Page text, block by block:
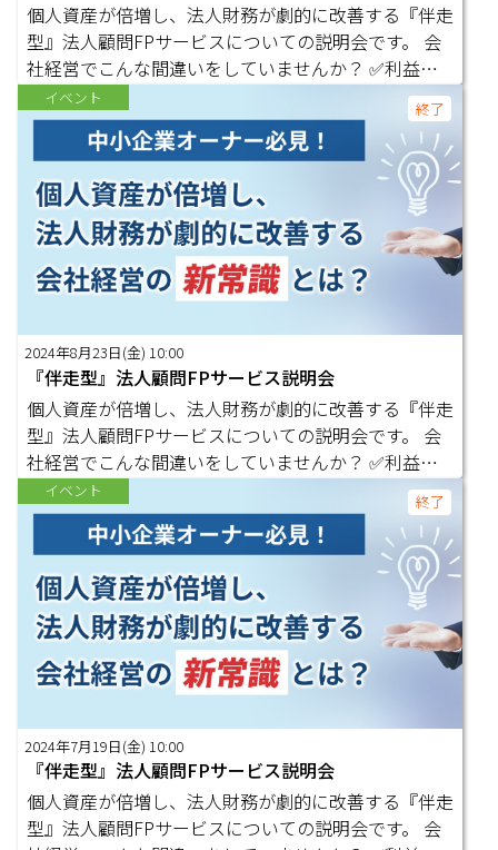
個人資産が倍増し、法人財務が劇的に改善する『伴走
型』法人顧問FPサービスについての説明会です。 会
社経営でこんな間違いをしていませんか？ ✅利益が
出たら節税をした方がいいと思っている ✅法人から
個人に資産を移す最適回を知らない ✅法人クレジッ
トカードをまだ活用できていない ✅ＮＩＳＡやイデ
コをまだ活用していない ✅会社のお金のことは全て
税理士に任せている ✅会社の最終的なゴール設定が
できていない ✅個人と法人の資産を別々で考えてい
る ✅税制メリットのある制度をフル活用できてない
✅事業承継に向けた自社株対策ができていない ✅自分
の会社の企業価値を把握していない もし､上記のうち
1つでも当てはまることがあれば､きっと法人顧問Ｆ
Ｐの価値を感じて頂けるはずです。まずは無料で３ヶ
月間法人顧問FPのサービスを体験できる３ヶ月無料
サポートをご利用ください。 有限会社クレスト 代
表取締役 若松達也 外資系保険会社を退職後､保険代
理店を母親より引き継ぐ｡その後､乗り合い代理店、住
宅ローンコンサルティング、確定拠出年金アドバイザ
ーなど事業を拡大。2022年よりビジネス交流会・ニ
ーズマッチの経営にも参画。延べ1,000名以上の個人
顧客と、50社の法人顧客からのご相談をお受けする
中で、中小企業のオーナー社⾧が理想の人生のゴール
を実現することをサポートするため、法人顧問FPと
して活動をすることを決意｡
イベント
終了
2024年8月23日(金) 10:00
『伴走型』法人顧問FPサービス説明会
個人資産が倍増し、法人財務が劇的に改善する『伴走
型』法人顧問FPサービスについての説明会です。 会
社経営でこんな間違いをしていませんか？ ✅利益が
出たら節税をした方がいいと思っている ✅法人から
個人に資産を移す最適回を知らない ✅法人クレジッ
トカードをまだ活用できていない ✅ＮＩＳＡやイデ
コをまだ活用していない ✅会社のお金のことは全て
税理士に任せている ✅会社の最終的なゴール設定が
できていない ✅個人と法人の資産を別々で考えてい
る ✅税制メリットのある制度をフル活用できてない
✅事業承継に向けた自社株対策ができていない ✅自分
の会社の企業価値を把握していない もし､上記のうち
1つでも当てはまることがあれば､きっと法人顧問Ｆ
Ｐの価値を感じて頂けるはずです。まずは無料で３ヶ
月間法人顧問FPのサービスを体験できる３ヶ月無料
サポートをご利用ください。 有限会社クレスト 代
表取締役 若松達也 外資系保険会社を退職後､保険代
イベント
終了
2024年7月19日(金) 10:00
『伴走型』法人顧問FPサービス説明会
個人資産が倍増し、法人財務が劇的に改善する『伴走
型』法人顧問FPサービスについての説明会です。 会